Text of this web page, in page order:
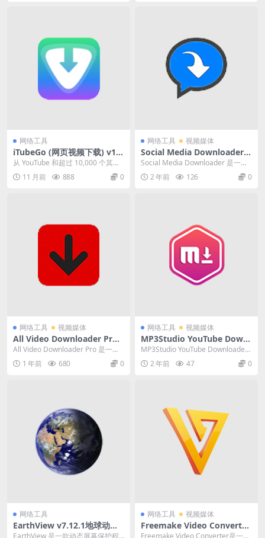
网络工具
iTubeGo (网页视频下载) v10.
8.0 中文破解便携式版
从 YouTube 和超过 10,000 个其他
网站高速下载全高清/4K/8K ...
11 月前 888 0
网络工具 视频媒体
Social Media Downloader
（网页视频下载）v7.3.9 英文
破解版
Social Media Downloader 是一款
网页视频下载软件。该软件具...
2 年前 126 0
网络工具 视频媒体
All Video Downloader Pro
(网页视频下载) v9.8.18 破解
版
All Video Downloader Pro 是一款
专业的网页视频下载软件。...
1 年前 680 0
网络工具 视频媒体
MP3Studio YouTube Downl
oader (网页视频下载) v2.0.2
7.4 中文破解版
MP3Studio YouTube Downloader
这一款友好且高效的软件...
2 年前 47 0
网络工具
EarthView v7.12.1地球动态
壁纸便携版
网络工具 视频媒体
Freemake Video Converter
（视频转换下载）v4.1.13.194